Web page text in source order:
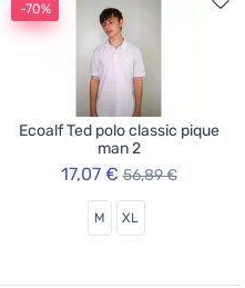
-70%
Ecoalf Ted polo classic pique
man 2
17,07 € 56,89 €
M XL